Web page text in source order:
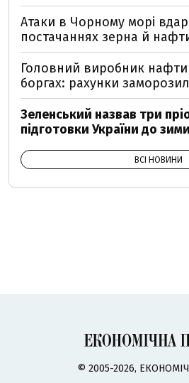
Атаки в Чорному морі
постачаннях зерна й
Головний виробник нафти
боргах: рахунки
Зеленський назвав три
підготовки України до зими
ВСІ НОВИНИ
© 2005-2026,